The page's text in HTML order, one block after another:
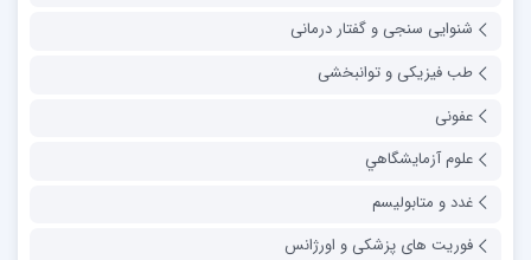
شنوایی سنجی و گفتار درمانی
طب فیزیکی و توانبخشی
عفونی
علوم آزمايشگاهي
غدد و متابولیسم
فوریت های پزشکی و اورژانس